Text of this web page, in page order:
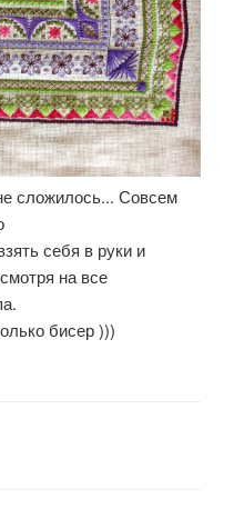
сложилось... Совсем
себя в руки и
на все
бисер )))